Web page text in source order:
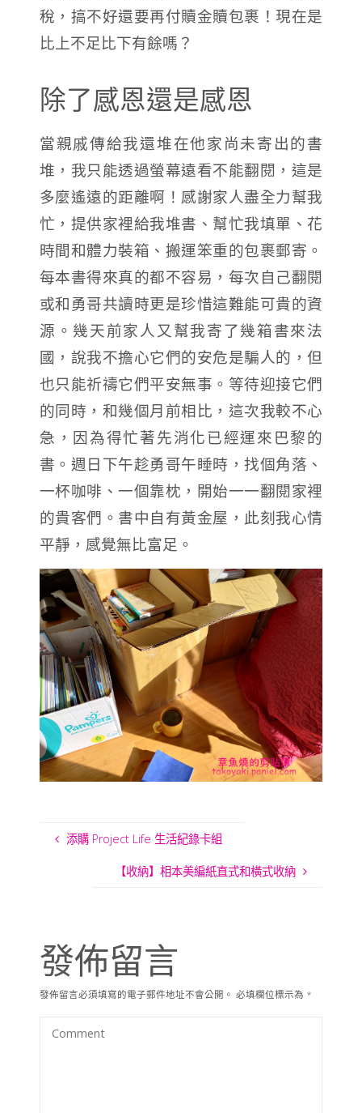
稅，搞不好還要再付贖金贖包裹！現在是
比上不足比下有餘嗎？
除了感恩還是感恩
當親戚傳給我還堆在他家尚未寄出的書
堆，我只能透過螢幕遠看不能翻閱，這是
多麼遙遠的距離啊！感謝家人盡全力幫我
忙，提供家裡給我堆書、幫忙我填單、花
時間和體力裝箱、搬運笨重的包裹郵寄。
每本書得來真的都不容易，每次自己翻閱
或和勇哥共讀時更是珍惜這難能可貴的資
源。幾天前家人又幫我寄了幾箱書來法
國，說我不擔心它們的安危是騙人的，但
也只能祈禱它們平安無事。等待迎接它們
的同時，和幾個月前相比，這次我較不心
急，因為得忙著先消化已經運來巴黎的
書。週日下午趁勇哥午睡時，找個角落、
一杯咖啡、一個靠枕，開始一一翻閱家裡
的貴客們。書中自有黃金屋，此刻我心情
平靜，感覺無比富足。
添購 Project Life 生活紀錄卡組
【收納】相本美編紙直式和橫式收納
發佈留言
發佈留言必須填寫的電子郵件地址不會公開。 必填欄位標示為 *